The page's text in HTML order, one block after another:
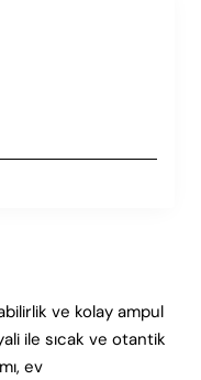
ve kolay ampul
ile sıcak ve otantik
ev